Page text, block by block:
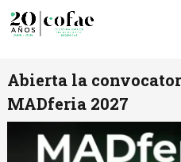
Abierta la
MADferia 2027